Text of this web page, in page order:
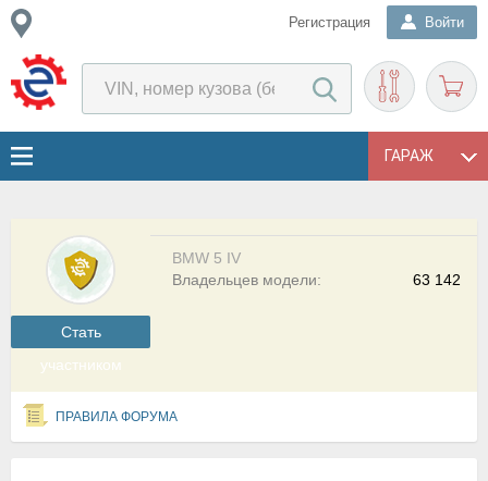
Регистрация Войти
ГАРАЖ
Cтать
участником
BMW 5 IV
63 142
Владельцев модели:
ПРАВИЛА ФОРУМА